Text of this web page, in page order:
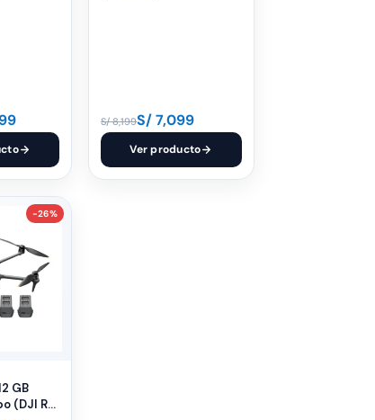
S/8,199S/7,099
Ver producto
-26%
GB
(DJI RC